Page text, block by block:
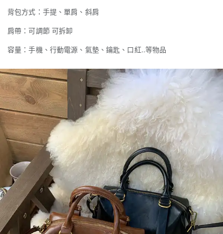
背包方式：手提、單肩、斜肩
肩帶：可調節 可拆卸
容量：手機、行動電源、氣墊、鑰匙、口紅..等物品